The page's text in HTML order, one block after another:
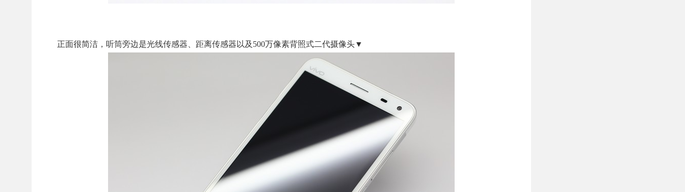
正面很简洁，听筒旁边是光线传感器、距离传感器以及500万像素背照式二代摄像头▼